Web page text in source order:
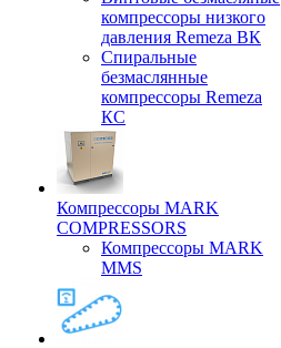
компрессоры низкого
давления Remeza ВК
Спиральные
безмаслянные
компрессоры Remeza
КС
Компрессоры MARK
COMPRESSORS
Компрессоры MARK
MMS